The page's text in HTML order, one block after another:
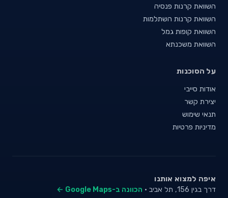
השוואת קרנות פנסיה
השוואת קרנות השתלמות
השוואת קופות גמל
השוואת משכנתא
על הסוכנות
אודות סייבי
יצירת קשר
תנאי שימוש
מדיניות פרטיות
איפה למצוא אותנו
דרך בגין 156, תל אביב · הכוונה ב-Google Maps ←